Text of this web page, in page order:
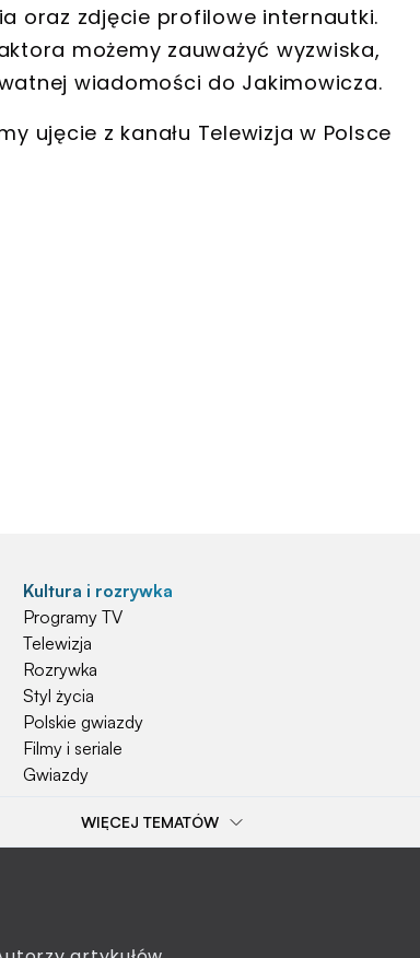
oraz zdjęcie profilowe internautki.
możemy zauważyć wyzwiska,
wiadomości do Jakimowicza.
ujęcie z kanału Telewizja w Polsce
Kultura i rozrywka
Programy TV
Telewizja
Rozrywka
Styl życia
Polskie gwiazdy
Filmy i seriale
Gwiazdy
Popularne tematy
Emerytura
WIĘCEJ TEMATÓW